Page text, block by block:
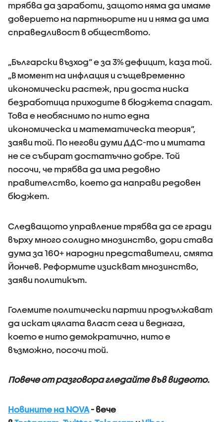
трябва да заработи, защото няма да имаме
доверието на партньорите ни и няма да има
справедливост в обществото.
„Български възход“ е за 3% дефицит, каза той.
„В момент на инфлация и същевременно
икономически растеж, при доста ниска
безработица приходите в бюджета спадат.
Това е необяснимо по нито една
икономическа и математическа теория“,
заяви той. По негови думи ДДС-то и митата
не се събират достатъчно добре. Той
посочи, че трябва да има редовно
правителство, което да направи редовен
бюджет.
Следващото управление трябва да се гради
върху много солидно мнозинство, дори става
дума за 160+ народни представители, смята
Йончев. Реформите изискват мнозинство,
заяви политикът.
Големите политически партии продължават
да искат цялата власт сега и веднага,
което е нито демократично, нито е
възможно, посочи той.
Повече от разговора гледайте във видеото.
Новините на NOVA- вече